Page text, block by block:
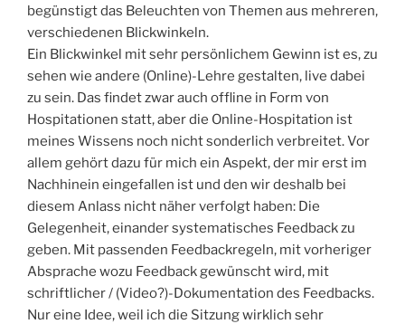
begünstigt das Beleuchten von Themen aus mehreren,
verschiedenen Blickwinkeln.
Ein Blickwinkel mit sehr persönlichem Gewinn ist es, zu
sehen wie andere (Online)-Lehre gestalten, live dabei
zu sein. Das findet zwar auch offline in Form von
Hospitationen statt, aber die Online-Hospitation ist
meines Wissens noch nicht sonderlich verbreitet. Vor
allem gehört dazu für mich ein Aspekt, der mir erst im
Nachhinein eingefallen ist und den wir deshalb bei
diesem Anlass nicht näher verfolgt haben: Die
Gelegenheit, einander systematisches Feedback zu
geben. Mit passenden Feedbackregeln, mit vorheriger
Absprache wozu Feedback gewünscht wird, mit
schriftlicher / (Video?)-Dokumentation des Feedbacks.
Nur eine Idee, weil ich die Sitzung wirklich sehr